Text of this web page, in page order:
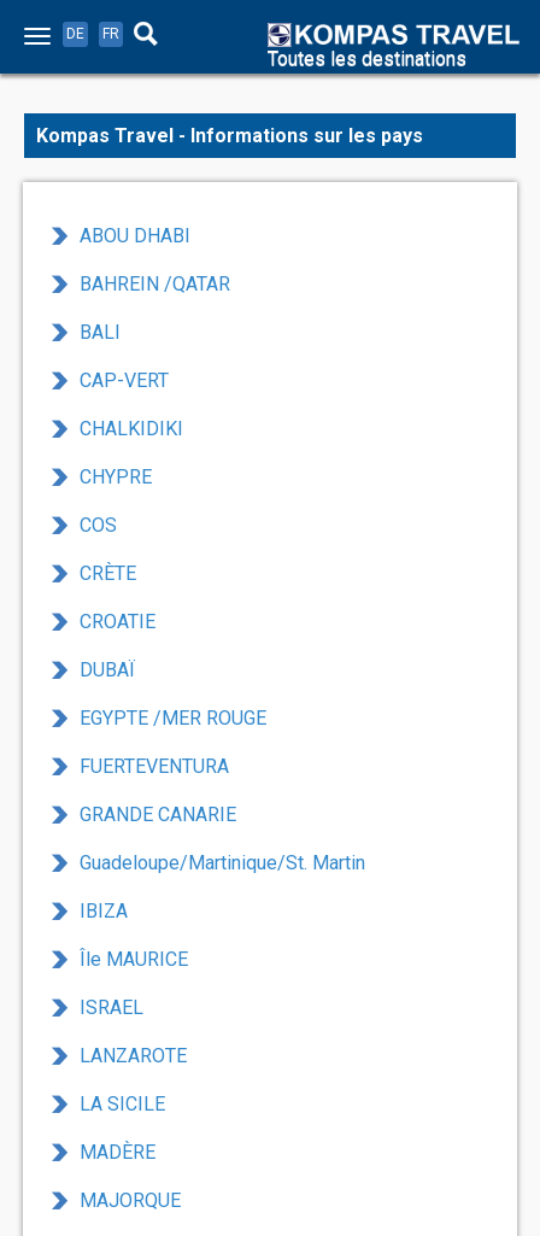
DE FR
Toutes les destinations
Kompas Travel - Informations sur les pays
ABOU DHABI
BAHREIN /QATAR
BALI
CAP-VERT
CHALKIDIKI
CHYPRE
COS
CRÈTE
CROATIE
DUBAÏ
EGYPTE /MER ROUGE
FUERTEVENTURA
GRANDE CANARIE
Guadeloupe/Martinique/St. Martin
IBIZA
Île MAURICE
ISRAEL
LANZAROTE
LA SICILE
MADÈRE
MAJORQUE